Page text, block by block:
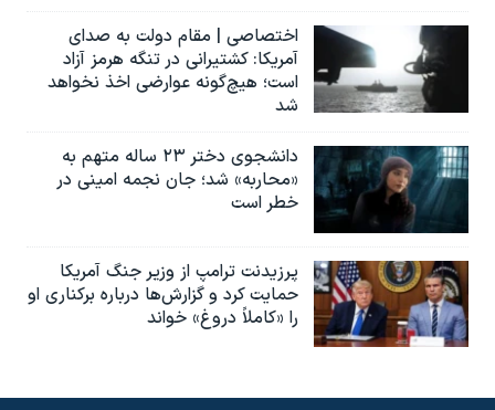
اختصاصی | مقام دولت به صدای
آمریکا: کشتیرانی در تنگه هرمز آزاد
است؛ هیچ‌گونه عوارضی اخذ نخواهد
شد
دانشجوی دختر ۲۳ ساله متهم به
«محاربه» شد؛ جان نجمه امینی در
خطر است
پرزیدنت ترامپ از وزیر جنگ آمریکا
حمایت کرد و گزارش‌ها درباره برکناری او
را «کاملاً دروغ» خواند